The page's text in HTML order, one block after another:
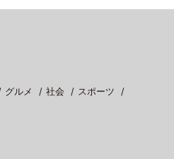
グルメ 社会
スポーツ